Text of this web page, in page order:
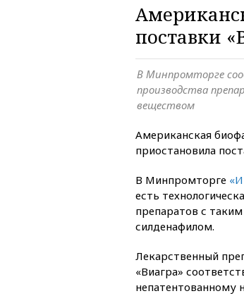
поставки
В Минпромторге
производства
веществом
Американская
приостановила
В Минпромторге
есть
препаратов с
силденафилом.
Лекарственный
«Виагра»
непатентованному